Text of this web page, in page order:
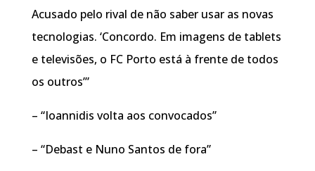
Acusado pelo rival de não saber usar as novas
tecnologias. ‘Concordo. Em imagens de tablets
e televisões, o FC Porto está à frente de todos
os outros’”
– “Ioannidis volta aos convocados”
– “Debast e Nuno Santos de fora”